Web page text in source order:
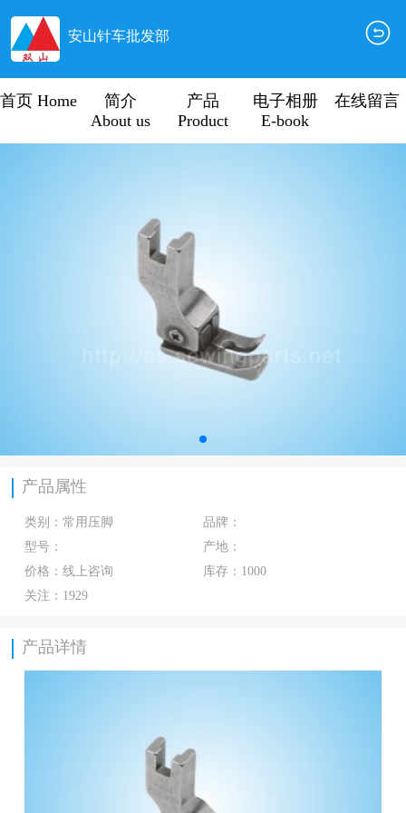
安山针车批发部
首页 Home
简介
About us
产品
Product
电子相册
E-book
在线留言
产品属性
类别： 常用压脚
品牌：
型号：
产地：
价格： 线上咨询 库存： 1000
关注： 1929
产品详情